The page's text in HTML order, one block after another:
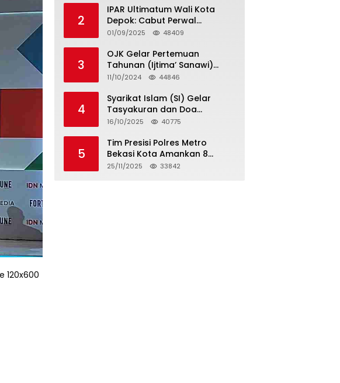
2
IPAR Ultimatum Wali Kota
Depok: Cabut Perwal
Tunjangan DPRD Rp40 Juta
Aksi Rakyat
01/09/2025 48409
3
OJK Gelar Pertemuan
Tahunan (Ijtima’ Sanawi)
Dewan Pengawas Syariah
11/10/2024 44846
4
Syarikat Islam (SI) Gelar
Tasyakuran dan Doa
Bersama Organisasi
16/10/2025 40775
5
Tim Presisi Polres Metro
Bekasi Kota Amankan 8
Remaja Diduga Hendak
25/11/2025 33842